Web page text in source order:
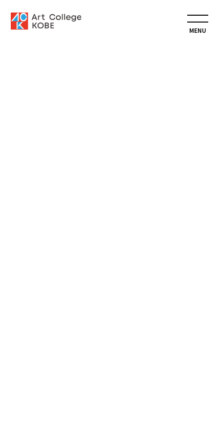
専門
イラストデザインコースには記事がありません